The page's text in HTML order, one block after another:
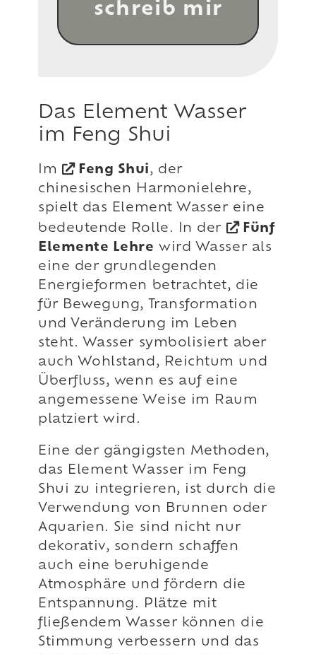
schreib mir
Das Element Wasser
im Feng Shui
Im Feng Shui, der
chinesischen Harmonielehre,
spielt das Element Wasser eine
bedeutende Rolle. In der
Fünf
Elemente Lehre wird Wasser als
eine der grundlegenden
Energieformen betrachtet, die
für Bewegung, Transformation
und Veränderung im Leben
steht. Wasser symbolisiert aber
auch Wohlstand, Reichtum und
Überfluss, wenn es auf eine
angemessene Weise im Raum
platziert wird.
Eine der gängigsten Methoden,
das Element Wasser im Feng
Shui zu integrieren, ist durch die
Verwendung von Brunnen oder
Aquarien. Sie sind nicht nur
dekorativ, sondern schaffen
auch eine beruhigende
Atmosphäre und fördern die
Entspannung. Plätze mit
fließendem Wasser können die
Stimmung verbessern und das